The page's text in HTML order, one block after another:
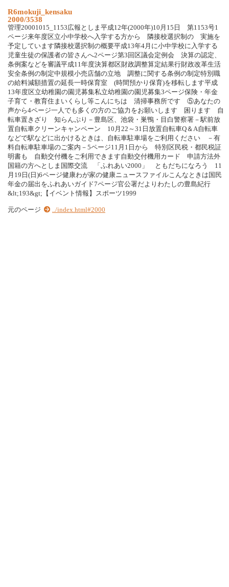
R6mokuji_kensaku
2000/3538
管理20001015_1153広報としま平成12年(2000年)10月15日 第1153号1
ページ来年度区立小中学校へ入学する方から 隣接校選択制の 実施を
予定しています隣接校選択制の概要平成13年4月に小中学校に入学する
児童生徒の保護者の皆さんへ2ページ第3回区議会定例会 決算の認定、
条例案などを審議平成11年度決算都区財政調整算定結果行財政改革生活
安全条例の制定中規模小売店舗の立地 調整に関する条例の制定特別職
の給料減額措置の延長一時保育室 (時間預かり保育)を移転します平成
13年度区立幼稚園の園児募集私立幼稚園の園児募集3ページ保険・年金
子育て・教育住まいくらし等こんにちは 清掃事務所です ⑤あなたの
声から4ページ一人でも多くの方のご協力をお願いします 困ります 自
転車置きざり 知らんぷり－豊島区、池袋・巣鴨・目白警察署－駅前放
置自転車クリーンキャンペーン 10月22～31日放置自転車Q＆A自転車
などで駅などに出かけるときは、自転車駐車場をご利用ください －有
料自転車駐車場のご案内－5ページ11月1日から 特別区民税・都民税証
明書も 自動交付機をご利用できます自動交付機用カード 申請方法外
国籍の方へとしま国際交流 「ふれあい2000」 ともだちになろう 11
月19日(日)6ページ健康わが家の健康ニュースファイルこんなときは国民
年金の届出をふれあいガイド7ページ官公署だよりわたしの豊島紀行
&lt;193&gt;【イベント情報】スポーツ1999
元のページ ../index.html#2000